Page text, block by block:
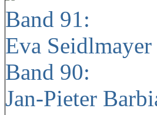
Band 91:
Eva Seidlmayer
Band 90:
Jan-Pieter